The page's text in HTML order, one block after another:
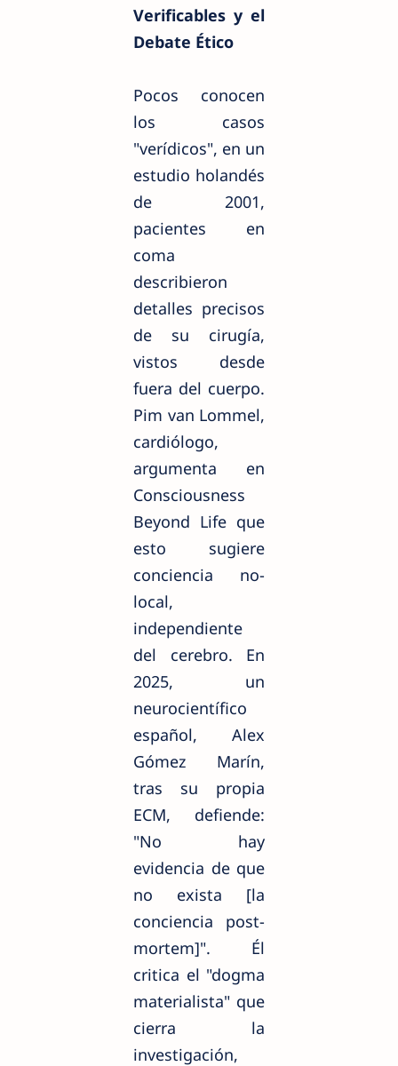
Verificables y el
Debate Ético
Pocos conocen
los casos
"verídicos", en un
estudio holandés
de 2001,
pacientes en
coma
describieron
detalles precisos
de su cirugía,
vistos desde
fuera del cuerpo.
Pim van Lommel,
cardiólogo,
argumenta en
Consciousness
Beyond Life que
esto sugiere
conciencia no-
local,
independiente
del cerebro. En
2025, un
neurocientífico
español, Alex
Gómez Marín,
tras su propia
ECM, defiende:
"No hay
evidencia de que
no exista [la
conciencia post-
mortem]". Él
critica el "dogma
materialista" que
cierra la
investigación,